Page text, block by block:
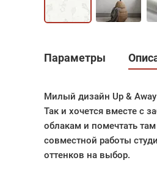
Параметры
Милый дизайн Up &
Так и хочется вместе с
облакам и помечтать
совместной работы
оттенков на выбор.